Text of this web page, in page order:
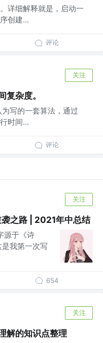
详细解释就是，启动一
创建...
评论
关注
复杂度。
写的一套算法，通过
时间...
评论
关注
之路 | 2021年中总结
源于《诗
我第一次写
654
关注
解的知识点整理